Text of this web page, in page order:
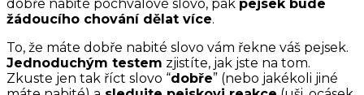
dobře nabité pochvalové slovo, pak pejsek bude
žádoucího chování dělat více.
To, že máte dobře nabité slovo vám řekne váš pejsek.
Jednoduchým testem zjistíte, jak jste na tom.
Zkuste jen tak říct slovo “dobře” (nebo jakékoli jiné